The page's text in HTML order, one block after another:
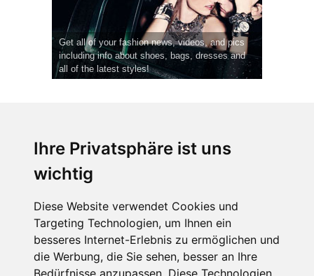
Ihre Privatsphäre ist uns
wichtig
Diese Website verwendet Cookies und
Targeting Technologien, um Ihnen ein
besseres Internet-Erlebnis zu ermöglichen und
die Werbung, die Sie sehen, besser an Ihre
Bedürfnisse anzupassen. Diese Technologien
Get all of your fashion news, videos, and pics
including info about shoes, bags, dresses and
all of the latest styles!
CPost.org © 2013-2023 The Celebrity Post.
Terms of Use | Privacy|Cookies Policy( Einstellungen ändern )
About Us
Advertising